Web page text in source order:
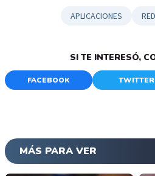
APLICACIONES
SI TE INTERESÓ,
FACEBOOK TWITTER
MÁS PARA VER